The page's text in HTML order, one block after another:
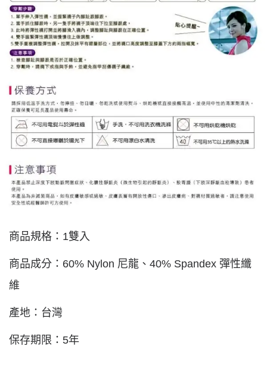
商品規格： 1雙入
商品成分： 60% Nylon 尼龍、 40% Spandex 彈性纖
維
產地：台灣
保存期限： 5年